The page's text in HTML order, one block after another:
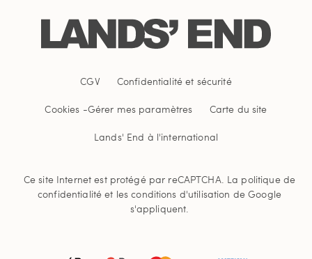
CGV Confidentialité et sécurité
Cookies -Gérer mes paramètres Carte du site
Lands' End à l'international
Ce site Internet est protégé par reCAPTCHA. La politique de
confidentialité et les conditions d'utilisation de Google
s'appliquent.